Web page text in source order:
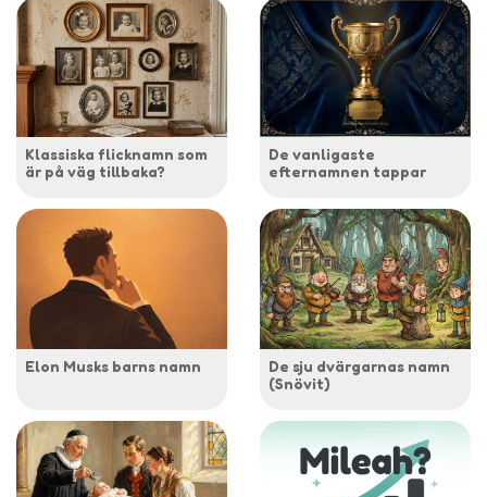
Klassiska flicknamn som
är på väg tillbaka?
De vanligaste
efternamnen tappar
Elon Musks barns namn
De sju dvärgarnas namn
(Snövit)